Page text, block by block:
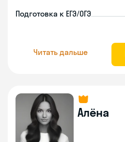
Подготовка к ЕГЭ/ОГЭ
Читать дальше
Алёна